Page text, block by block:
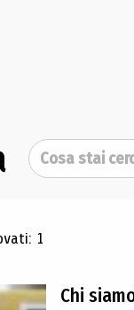
Cerca
di
1
Chi